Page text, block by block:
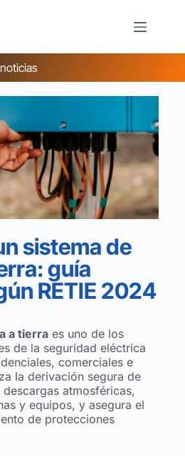
sistema de
guía
RETIE 2024
a tierraes uno de los
de la seguridad eléctrica
comerciales e
la derivación segura de
atmosféricas,
y equipos, y asegura el
de protecciones